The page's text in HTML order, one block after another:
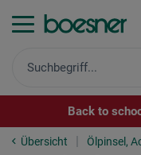
Back to
Übersicht Ölpinsel,